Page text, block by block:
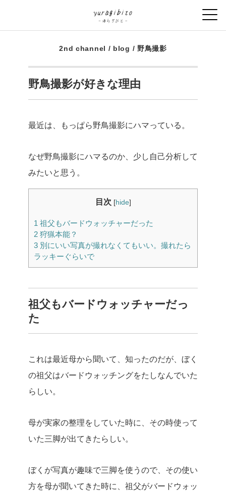
2nd channel / blog / 野鳥撮影
野鳥撮影が好きな理由
最近は、もっぱら野鳥撮影にハマっている。
なぜ野鳥撮影にハマるのか、少し自己分析して
みたいと思う。
目次 [hide]
1 祖父もバードウォッチャーだった
2 狩猟本能？
3 別にいい写真が撮れなくてもいい。撮れたら
ラッキーぐらいで
祖父もバードウォッチャーだっ
た
これは最近母から聞いて、知ったのだが、ぼく
の祖父はバードウォッチングをたしなんでいた
らしい。
母が実家の整理をしていた時に、その時使って
いた三脚が出てきたらしい。
ぼくが写真が趣味で三脚を使うので、その使い
方を母が聞いてきた時に、祖父がバードウォッ